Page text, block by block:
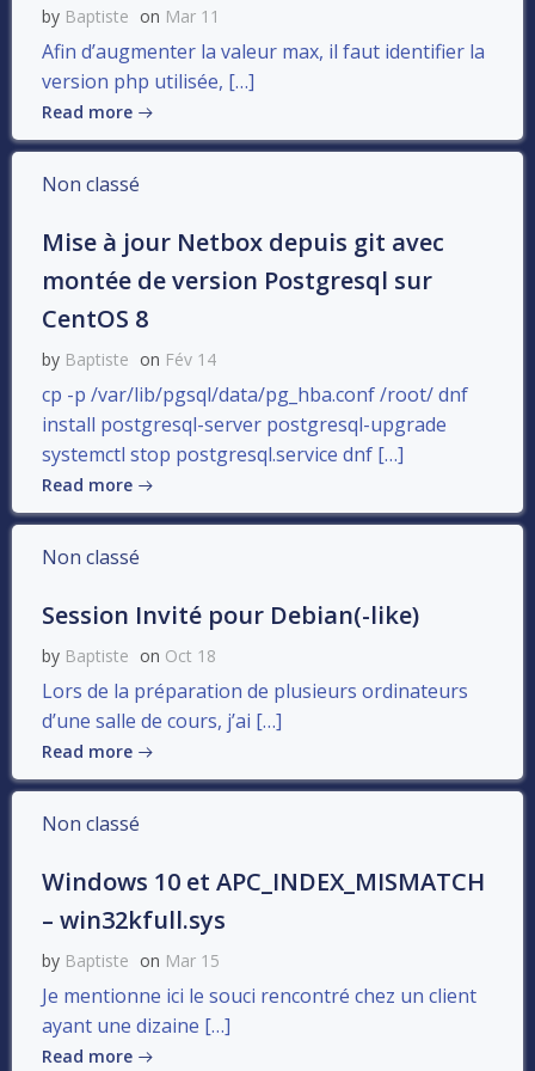
by Baptiste on Mar 11
Afin d’augmenter la valeur max, il faut identifier la
version php utilisée, […]
Read more
Non classé
Mise à jour Netbox depuis git avec
montée de version Postgresql sur
CentOS 8
by Baptiste on Fév 14
cp -p /var/lib/pgsql/data/pg_hba.conf /root/ dnf
install postgresql-server postgresql-upgrade
systemctl stop postgresql.service dnf […]
Read more
Non classé
Session Invité pour Debian(-like)
by Baptiste on Oct 18
Lors de la préparation de plusieurs ordinateurs
d’une salle de cours, j’ai […]
Read more
Non classé
Windows 10 et APC_INDEX_MISMATCH
– win32kfull.sys
by Baptiste on Mar 15
Je mentionne ici le souci rencontré chez un client
ayant une dizaine […]
Read more